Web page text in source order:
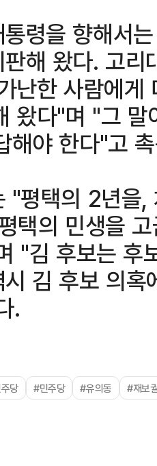
령을 향해서
해 왔다. 고
난한 사람에
왔다"며 "그
해야 한다"고
"평택의 2년을
택의 민생을
"김 후보는 후
김 후보 의
.
당 #민주당 #유의동
#재보